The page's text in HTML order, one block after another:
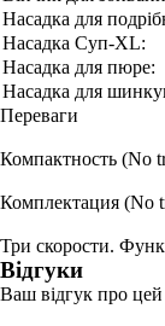
Насадка для
Насадка Суп-XL:
Насадка для пюре:
Насадка для
Переваги
Компактность (No
Комплектация (No
Три скорости.
Відгуки
Ваш відгук про